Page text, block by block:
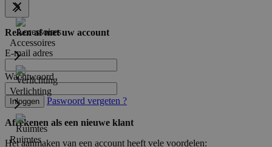
Accessoires
Verlichting
Ruimtes
Reken af met uw account
E-mail adres
Wachtwoord
Inloggen Paswoord vergeten ?
Afrekenen als een nieuwe klant
Het aanmaken van een account heeft vele voordelen: